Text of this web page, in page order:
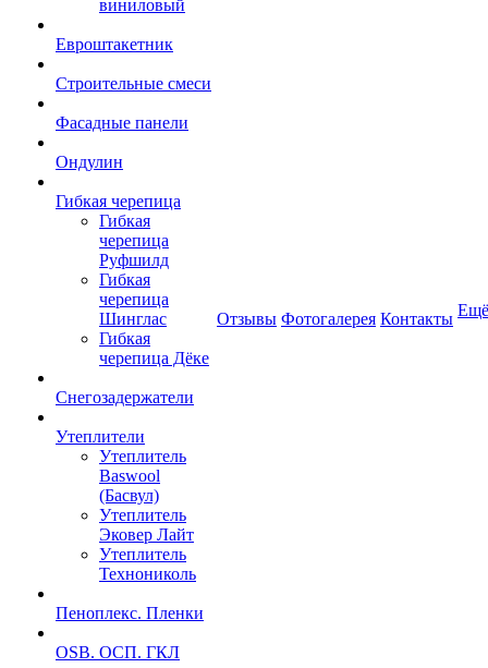
виниловый
Евроштакетник
Строительные смеси
Фасадные панели
Ондулин
Гибкая черепица
Гибкая
черепица
Руфшилд
Гибкая
черепица
Шинглас
Гибкая
черепица Дёке
Снегозадержатели
Утеплители
Утеплитель
Baswool
(Басвул)
Утеплитель
Эковер Лайт
Утеплитель
Технониколь
Пеноплекс. Пленки
OSB. ОСП. ГКЛ
Отзывы Фотогалерея Контакты Ещё